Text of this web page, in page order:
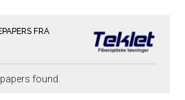
FRA
found.